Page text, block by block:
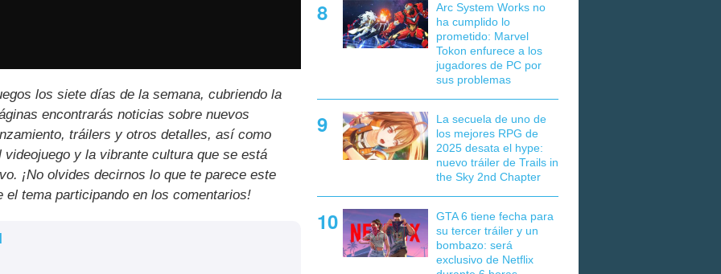
los siete días de la semana, cubriendo la
encontrarás noticias sobre nuevos
tráilers y otros detalles, así como
y la vibrante cultura que se está
¡No olvides decirnos lo que te parece este
tema participando en los comentarios!
Arc System Works no
ha cumplido lo
prometido: Marvel
Tokon enfurece a los
jugadores de PC por
sus problemas
La secuela de uno de
los mejores RPG de
2025 desata el hype:
nuevo tráiler de Trails in
the Sky 2nd Chapter
GTA 6 tiene fecha para
su tercer tráiler y un
bombazo: será
exclusivo de Netflix